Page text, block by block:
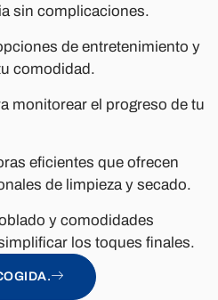
sin complicaciones.
de entretenimiento y
comodidad.
monitorear el progreso de tu
eficientes que ofrecen
de limpieza y secado.
y comodidades
los toques finales.